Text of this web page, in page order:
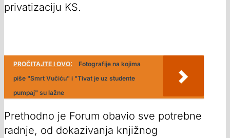
privatizaciju KS.
PROČITAJTE I OVO:
Fotografije na kojima
piše "Smrt Vučiću" i "Tivat je uz studente
pumpaj" su lažne
Prethodno je Forum obavio sve potrebne
radnje, od dokazivanja knjižnog